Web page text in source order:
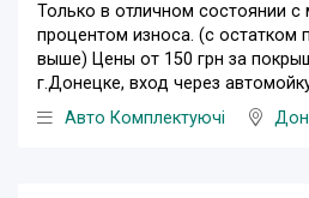
Только в отличном состоянии
процентом износа. (с остатком
выше) Цены от 150 грн за
г.Донецке, вход через
Авто Комплектуючі